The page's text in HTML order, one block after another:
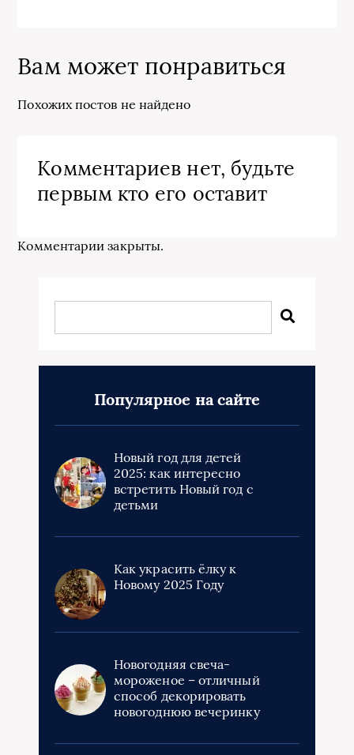
Вам может понравиться
Похожих постов не найдено
Комментариев нет, будьте
первым кто его оставит
Комментарии закрыты.
Популярное на сайте
Новый год для детей
2025: как интересно
встретить Новый год с
детьми
Как украсить ёлку к
Новому 2025 Году
Новогодняя свеча-
мороженое – отличный
способ декорировать
новогоднюю вечеринку